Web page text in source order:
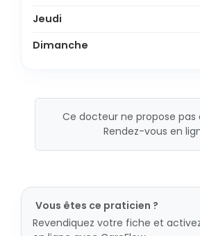
Jeudi
Dimanche
Ce docteur ne propose pas
Rendez-vous en
Vous êtes ce praticien ?
Revendiquez votre fiche et